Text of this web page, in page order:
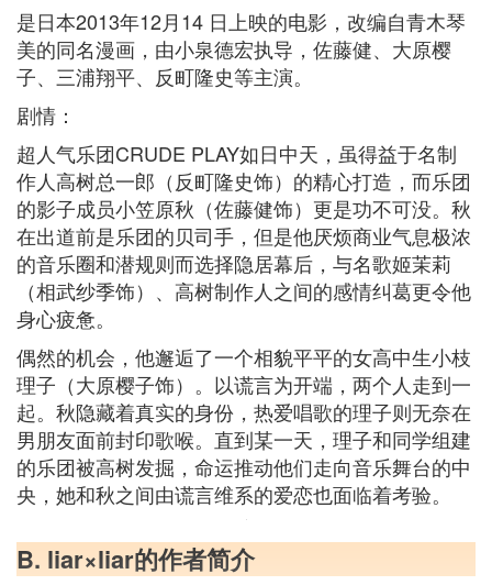
是日本2013年12月14 日上映的电影，改编自青木琴
美的同名漫画，由小泉德宏执导，佐藤健、大原樱
子、三浦翔平、反町隆史等主演。
剧情：
超人气乐团CRUDE PLAY如日中天，虽得益于名制
作人高树总一郎（反町隆史饰）的精心打造，而乐团
的影子成员小笠原秋（佐藤健饰）更是功不可没。秋
在出道前是乐团的贝司手，但是他厌烦商业气息极浓
的音乐圈和潜规则而选择隐居幕后，与名歌姬茉莉
（相武纱季饰）、高树制作人之间的感情纠葛更令他
身心疲惫。
偶然的机会，他邂逅了一个相貌平平的女高中生小枝
理子（大原樱子饰）。以谎言为开端，两个人走到一
起。秋隐藏着真实的身份，热爱唱歌的理子则无奈在
男朋友面前封印歌喉。直到某一天，理子和同学组建
的乐团被高树发掘，命运推动他们走向音乐舞台的中
央，她和秋之间由谎言维系的爱恋也面临着考验。
B. liar×liar的作者简介